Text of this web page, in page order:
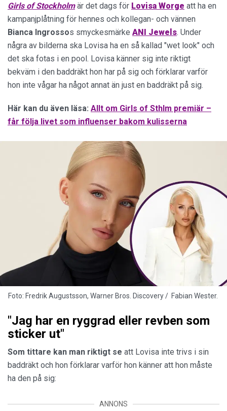
Girls of Stockholmär det dags för Lovisa Worge att ha en
kampanjplåtning för hennes och kollegan- och vännen
Bianca Ingrossos smyckesmärke ANI Jewels. Under
några av bilderna ska Lovisa ha en så kallad "wet look" och
det ska fotas i en pool. Lovisa känner sig inte riktigt
bekväm i den baddräkt hon har på sig och förklarar varför
hon inte vågar ha något annat än just en baddräkt på sig.
Här kan du även läsa: Allt om Girls of Sthlm premiär –
får följa livet som influenser bakom kulisserna
Foto: Fredrik Augustsson, Warner Bros. Discovery / Fabian Wester.
"Jag har en ryggrad eller revben som
sticker ut"
Som tittare kan man riktigt se att Lovisa inte trivs i sin
baddräkt och hon förklarar varför hon känner att hon måste
ha den på sig:
ANNONS